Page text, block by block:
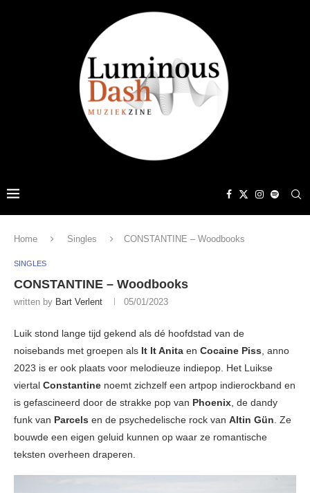
Home Singles CONSTANTINE – Woodbooks
SINGLES
CONSTANTINE – Woodbooks
written by Bart Verlent 05/01/2023
Luik stond lange tijd gekend als dé hoofdstad van de
noisebands met groepen als It It Anita en Cocaine Piss, anno
2023 is er ook plaats voor melodieuze indiepop. Het Luikse
viertal Constantine noemt zichzelf een artpop indierockband en
is gefascineerd door de strakke pop van Phoenix, de dandy
funk van Parcels en de psychedelische rock van Altin Gün. Ze
bouwde een eigen geluid kunnen op waar ze romantische
teksten overheen draperen.